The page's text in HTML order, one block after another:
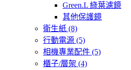
Green.L 綠葉濾鏡
其他保護鏡
衛生紙 (8)
行動電源 (5)
相機專業配件 (5)
櫃子/層架 (4)